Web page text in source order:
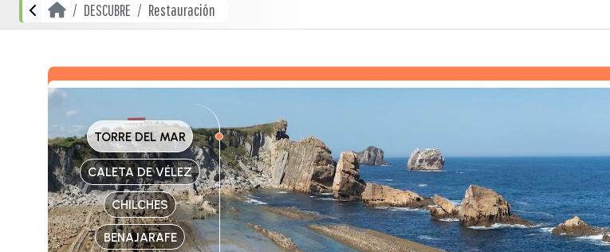
DESCUBRE Restauración
TORRE DEL MAR
CALETA DE VÉLEZ
CHILCHES
BENAJARAFE